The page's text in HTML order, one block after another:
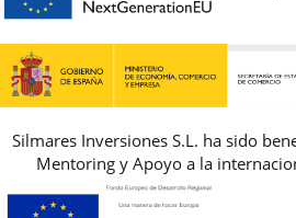
REBAJAS
Silmares Inversiones S.L. ha sido
Mentoring y Apoyo a la